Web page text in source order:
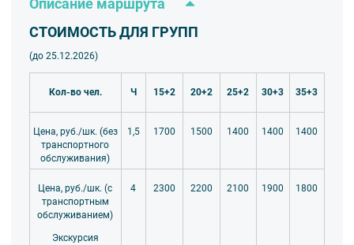
Описание маршрута
СТОИМОСТЬ ДЛЯ ГРУПП
(до 25.12.2026)
Кол-во чел. Ч 15+2 20+2 25+2 30+3 35+3
Цена, руб./шк. (без
транспортного
обслуживания)
1,5 1700 1500 1400 1400 1400
Цена, руб./шк. (с
транспортным
обслуживанием)
Экскурсия
4 2300 2200 2100 1900 1800